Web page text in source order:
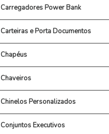
Carregadores Power Bank
Carteiras e Porta Documentos
Chapéus
Chaveiros
Chinelos Personalizados
Conjuntos Executivos